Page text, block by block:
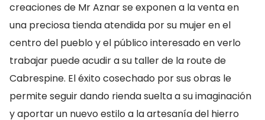
creaciones de Mr Aznar se exponen a la venta en
una preciosa tienda atendida por su mujer en el
centro del pueblo y el público interesado en verlo
trabajar puede acudir a su taller de la route de
Cabrespine. El éxito cosechado por sus obras le
permite seguir dando rienda suelta a su imaginación
y aportar un nuevo estilo a la artesanía del hierro